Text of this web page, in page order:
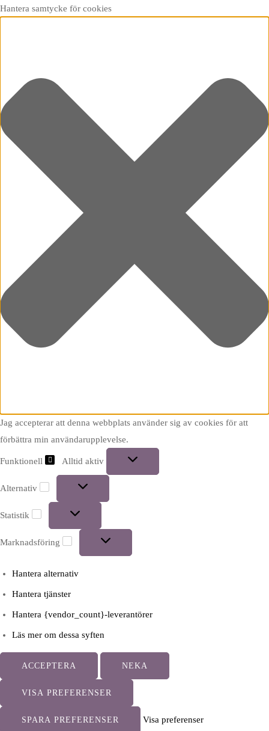
Hantera samtycke för cookies
Jag accepterar att denna webbplats använder sig av cookies för att
förbättra min användarupplevelse.
Funktionell Alltid aktiv
Alternativ
Statistik
Marknadsföring
Hantera alternativ
Hantera tjänster
Hantera {vendor_count}-leverantörer
Läs mer om dessa syften
ACCEPTERA NEKA
VISA PREFERENSER
SPARA PREFERENSER Visa preferenser